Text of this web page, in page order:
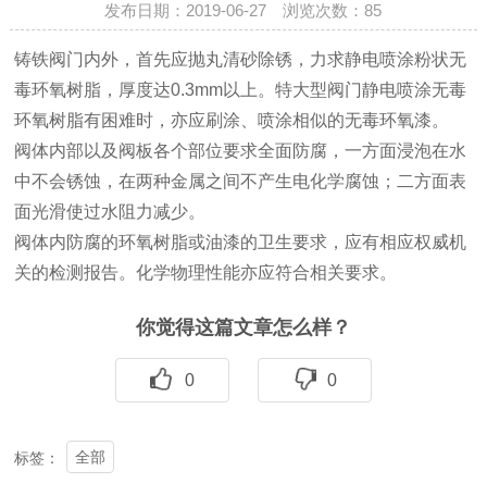
发布日期：2019-06-27 浏览次数：85
铸铁阀门内外，首先应抛丸清砂除锈，力求静电喷涂粉状无
毒环氧树脂，厚度达0.3mm以上。特大型阀门静电喷涂无毒
环氧树脂有困难时，亦应刷涂、喷涂相似的无毒环氧漆。
阀体内部以及阀板各个部位要求全面防腐，一方面浸泡在水
中不会锈蚀，在两种金属之间不产生电化学腐蚀；二方面表
面光滑使过水阻力减少。
阀体内防腐的环氧树脂或油漆的卫生要求，应有相应权威机
关的检测报告。化学物理性能亦应符合相关要求。
你觉得这篇文章怎么样？
0 0
标签： 全部